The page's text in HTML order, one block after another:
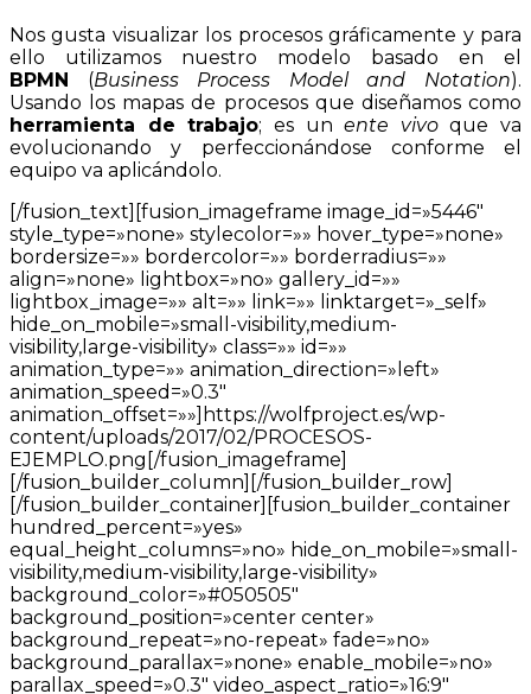
Nos gusta visualizar los procesos gráficamente y para
ello utilizamos nuestro modelo basado en el
BPMN (Business Process Model and Notation).
Usando los mapas de procesos que diseñamos como
herramienta de trabajo; es unente vivoque va
evolucionando y perfeccionándose conforme el
equipo va aplicándolo.
[/fusion_text][fusion_imageframe image_id=»5446″
style_type=»none» stylecolor=»» hover_type=»none»
bordersize=»» bordercolor=»» borderradius=»»
align=»none» lightbox=»no» gallery_id=»»
lightbox_image=»» alt=»» link=»» linktarget=»_self»
hide_on_mobile=»small-visibility,medium-
visibility,large-visibility» class=»» id=»»
animation_type=»» animation_direction=»left»
animation_speed=»0.3″
animation_offset=»»]https://wolfproject.es/wp-
content/uploads/2017/02/PROCESOS-
EJEMPLO.png[/fusion_imageframe]
[/fusion_builder_column][/fusion_builder_row]
[/fusion_builder_container][fusion_builder_container
hundred_percent=»yes»
equal_height_columns=»no» hide_on_mobile=»small-
visibility,medium-visibility,large-visibility»
background_color=»#050505″
background_position=»center center»
background_repeat=»no-repeat» fade=»no»
background_parallax=»none» enable_mobile=»no»
parallax_speed=»0.3″ video_aspect_ratio=»16:9″